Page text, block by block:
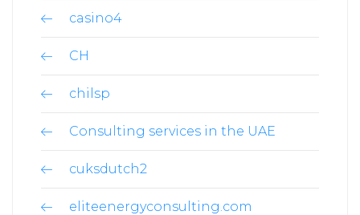
casino4
CH
chilsp
Consulting services in the UAE
cuksdutch2
eliteenergyconsulting.com